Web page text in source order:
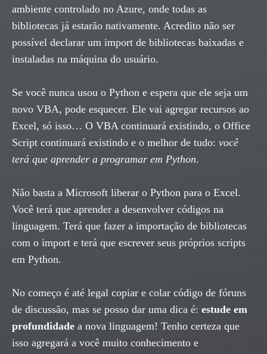
ambiente controlado no Azure, onde todas as
bibliotecas já estarão nativamente. Acredito não ser
possível declarar um import de bibliotecas baixadas e
instaladas na máquina do usuário.
Se você nunca usou o Python e espera que ele seja um
novo VBA, pode esquecer. Ele vai agregar recursos ao
Excel, só isso… O VBA continuará existindo, o Office
Script continuará existindo e o melhor de tudo: você
terá que aprender a programar em Python.
Não basta a Microsoft liberar o Python para o Excel.
Você terá que aprender a desenvolver códigos na
linguagem. Terá que fazer a importação de bibliotecas
com o import e terá que escrever seus próprios scripts
em Python.
No começo é até legal copiar e colar código de fóruns
de discussão, mas se posso dar uma dica é: estude em
profundidade a nova linguagem! Tenho certeza que
isso agregará a você muito conhecimento e